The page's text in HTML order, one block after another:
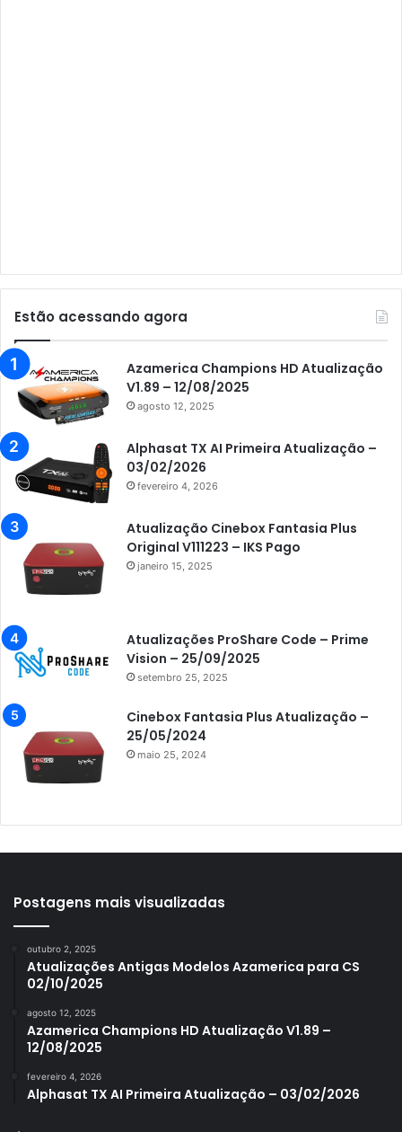
Audisat K10 Urus
Audisat K30 Aventador
Azamerica
Azamerica Beats
Azamerica Champions
Azamerica Champions IPTV
Azamerica Extremo IPTV
Azamerica F92 Plus
Azamerica Gold
Azamerica i7 IPTV
Azamerica King
Azamerica King GX PRO
Azamerica King IPTV
Azamerica Mobi
Azamerica S1005
Azamerica S1006 Plus
Azamerica S1007 New
Azamerica S1009
Estão acessando agora
Azamerica Champions HD Atualização
V1.89 – 12/08/2025
agosto 12, 2025
Alphasat TX AI Primeira Atualização –
03/02/2026
fevereiro 4, 2026
Atualização Cinebox Fantasia Plus
Original V111223 – IKS Pago
janeiro 15, 2025
Atualizações ProShare Code – Prime
Vision – 25/09/2025
setembro 25, 2025
Cinebox Fantasia Plus Atualização –
25/05/2024
maio 25, 2024
Postagens mais visualizadas
outubro 2, 2025
Atualizações Antigas Modelos Azamerica para CS
02/10/2025
agosto 12, 2025
Azamerica Champions HD Atualização V1.89 –
12/08/2025
fevereiro 4, 2026
Alphasat TX AI Primeira Atualização – 03/02/2026